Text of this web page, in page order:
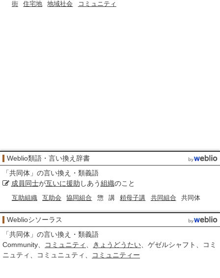
街
住宅地 地域社会 コミュニティ
Weblio類語・言い換え辞書
「共同体 」の言い換え・類義語
成員同士が互いに援助 しあう組織のこと
互助組織 互助会 協同組合 惣 講 頼母子講 共同組合 共同体
Weblioシソーラス
「共同体 」の言い換え・類義語
Community
コミュニティ きょうどうたい ゲゼルシャフト
コミ
ニュティ
コミュニュティ コミュニティー